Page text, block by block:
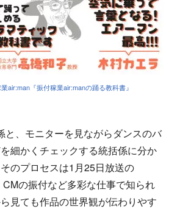
air:man『振付稼業air:manの踊る教科書』
、モニターを見ながらダンスのバ
細かくチェックする統括係に分か
のプロセスは1月25日放送の
の振付など多彩な仕事で知られ
見ても作品の世界観が伝わりやす